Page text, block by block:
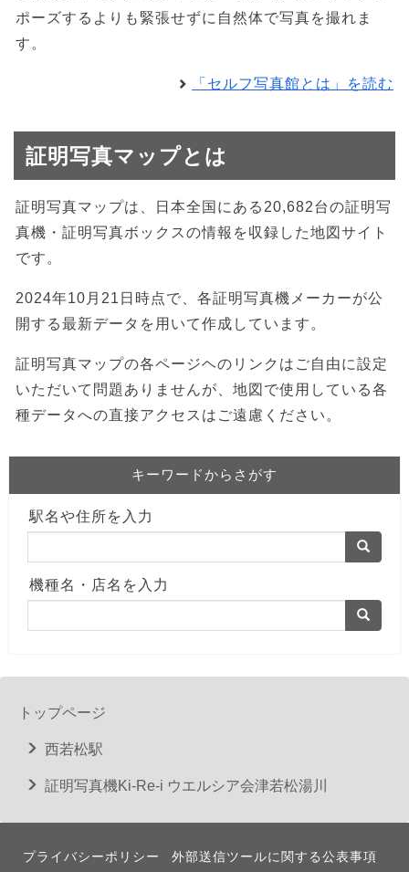
ポーズするよりも緊張せずに自然体で写真を撮れま
す。
「セルフ写真館とは」を読む
証明写真マップとは
証明写真マップは、日本全国にある20,682台の証明写
真機・証明写真ボックスの情報を収録した地図サイト
です。
2024年10月21日時点で、各証明写真機メーカーが公
開する最新データを用いて作成しています。
証明写真マップの各ページヘのリンクはご自由に設定
いただいて問題ありませんが、地図で使用している各
種データへの直接アクセスはご遠慮ください。
キーワードからさがす
駅名や住所を入力
機種名・店名を入力
トップページ
西若松駅
証明写真機Ki-Re-i ウエルシア会津若松湯川
プライバシーポリシー 外部送信ツールに関する公表事項